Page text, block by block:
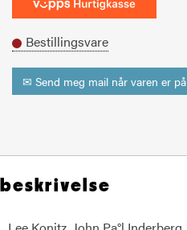
Bestillingsvare
✉ Send meg mail når varen er
beskrivelse